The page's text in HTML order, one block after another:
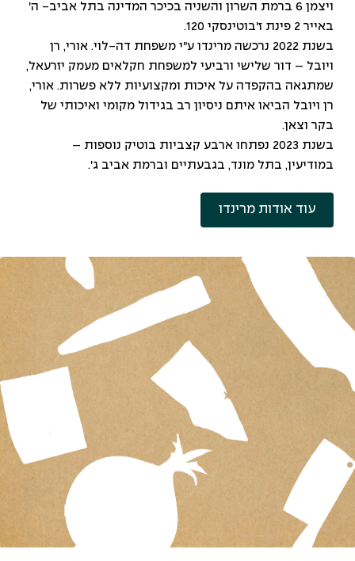
ויצמן 6 ברמת השרון והשניה בכיכר המדינה בתל אביב- ה'
באייר 2 פינת ז'בוטינסקי 120.
בשנת 2022 נרכשה מרינדו ע"י משפחת דה-לוי. אורי, רן
ויובל – דור שלישי ורביעי למשפחת חקלאים מעמק יזרעאל,
שמתגאה בהקפדה על איכות ומקצועיות ללא פשרות. אורי,
רן ויובל הביאו איתם ניסיון רב בגידול מקומי ואיכותי של
בקר וצאן.
בשנת 2023 נפתחו ארבע קצביות בוטיק נוספות –
במודיעין, בתל מונד, בגבעתיים וברמת אביב ג'.
עוד אודות מרינדו